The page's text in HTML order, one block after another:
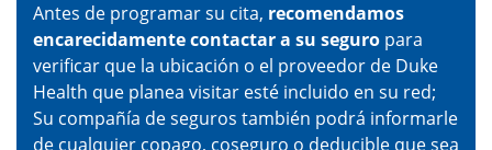
Antes de programar su cita, recomendamos
encarecidamente contactar a su seguro para
verificar que la ubicación o el proveedor de Duke
Health que planea visitar esté incluido en su red;
Su compañía de seguros también podrá informarle
de cualquier copago, coseguro o deducible que sea